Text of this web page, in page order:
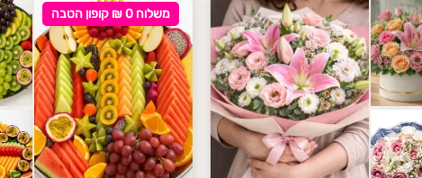
משלוח 0 ₪ קופון הטבה